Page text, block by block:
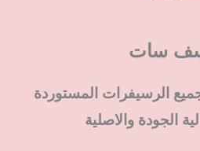
سات
الرسيفرات المستوردة
الجودة والاصلية